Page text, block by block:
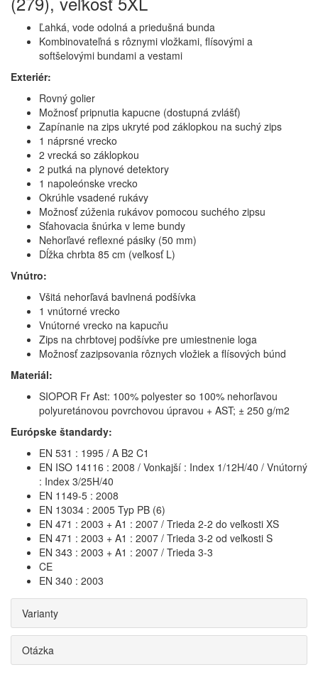
Ľahká, vode odolná a priedušná bunda
Kombinovateľná s rôznymi vložkami, flísovými a
softšelovými bundami a vestami
Exteriér:
Rovný golier
Možnosť pripnutia kapucne (dostupná zvlášť)
Zapínanie na zips ukryté pod záklopkou na suchý zips
1 náprsné vrecko
2 vrecká so záklopkou
2 putká na plynové detektory
1 napoleónske vrecko
Okrúhle vsadené rukávy
Možnosť zúženia rukávov pomocou suchého zipsu
Sťahovacia šnúrka v leme bundy
Nehorľavé reflexné pásiky (50 mm)
Dĺžka chrbta 85 cm (veľkosť L)
Vnútro:
Všitá nehorľavá bavlnená podšívka
1 vnútorné vrecko
Vnútorné vrecko na kapucňu
Zips na chrbtovej podšívke pre umiestnenie loga
Možnosť zazipsovania rôznych vložiek a flísových búnd
Materiál:
SIOPOR Fr Ast: 100% polyester so 100% nehorľavou
polyuretánovou povrchovou úpravou + AST; ± 250 g/m2
Európske štandardy:
EN 531 : 1995 / A B2 C1
EN ISO 14116 : 2008 / Vonkajší : Index 1/12H/40 / Vnútorný
: Index 3/25H/40
EN 1149-5 : 2008
EN 13034 : 2005 Typ PB (6)
EN 471 : 2003 + A1 : 2007 / Trieda 2-2 do veľkosti XS
EN 471 : 2003 + A1 : 2007 / Trieda 3-2 od veľkosti S
EN 343 : 2003 + A1 : 2007 / Trieda 3-3
CE
EN 340 : 2003
Varianty
Otázka